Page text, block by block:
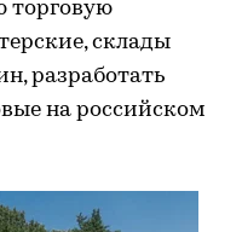
торговую
склады
разработать
на российском